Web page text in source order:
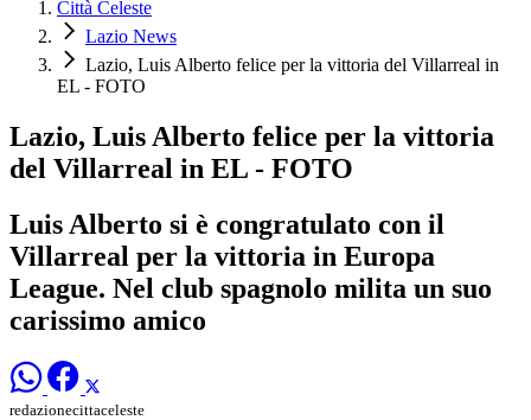
Città Celeste
Lazio News
Lazio, Luis Alberto felice per la vittoria del Villarreal in
EL - FOTO
Lazio, Luis Alberto felice per la vittoria
del Villarreal in EL - FOTO
Luis Alberto si è congratulato con il
Villarreal per la vittoria in Europa
League. Nel club spagnolo milita un suo
carissimo amico
redazionecittaceleste